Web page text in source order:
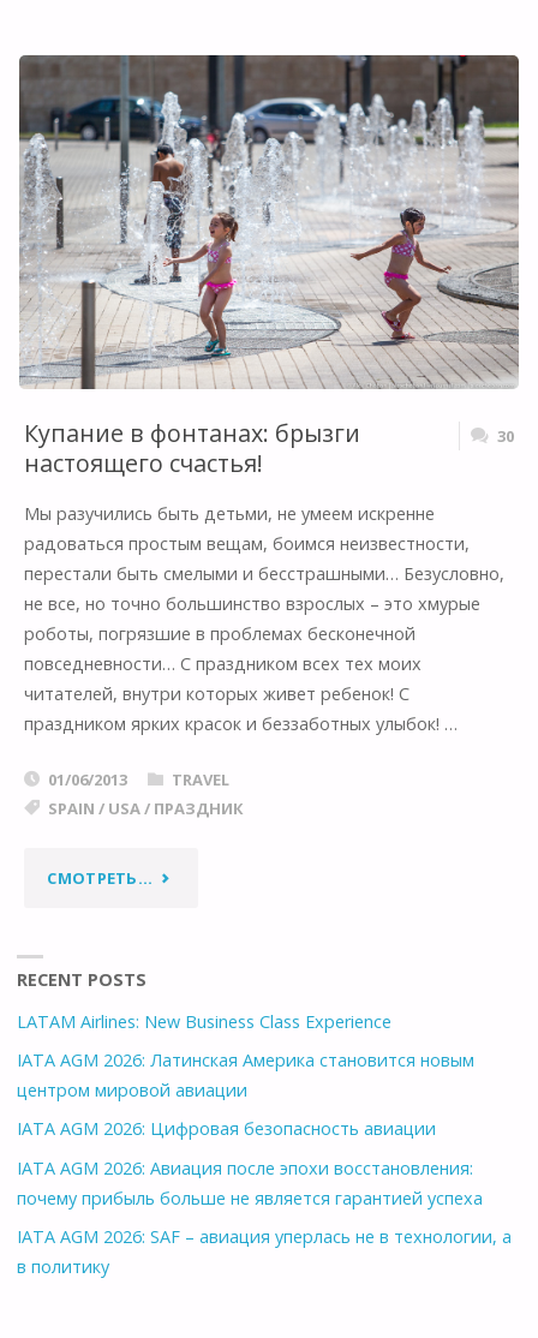
Купание в фонтанах: брызги
настоящего счастья!
30
Мы разучились быть детьми, не умеем искренне
радоваться простым вещам, боимся неизвестности,
перестали быть смелыми и бесстрашными… Безусловно,
не все, но точно большинство взрослых – это хмурые
роботы, погрязшие в проблемах бесконечной
повседневности… С праздником всех тех моих
читателей, внутри которых живет ребенок! С
праздником ярких красок и беззаботных улыбок! …
01/06/2013
TRAVEL
SPAIN / USA/ ПРАЗДНИК
СМОТРЕТЬ... "КУПАНИЕ
БРЫЗГИ
НАСТОЯЩЕГО
СЧАСТЬЯ!"
RECENT POSTS
LATAM Airlines: New Business Class Experience
IATA AGM 2026: Латинская Америка становится новым
центром мировой авиации
IATA AGM 2026: Цифровая безопасность авиации
IATA AGM 2026: Авиация после эпохи восстановления:
почему прибыль больше не является гарантией успеха
IATA AGM 2026: SAF – авиация уперлась не в технологии, а
в политику